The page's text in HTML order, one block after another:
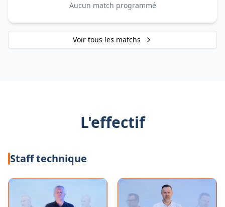
Aucun match programmé
Voir tous les matchs
L'effectif
Staff technique